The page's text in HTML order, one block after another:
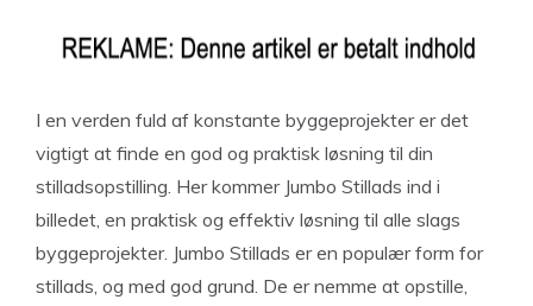
I en verden fuld af konstante byggeprojekter er det
vigtigt at finde en god og praktisk løsning til din
stilladsopstilling. Her kommer Jumbo Stillads ind i
billedet, en praktisk og effektiv løsning til alle slags
byggeprojekter. Jumbo Stillads er en populær form for
stillads, og med god grund. De er nemme at opstille,